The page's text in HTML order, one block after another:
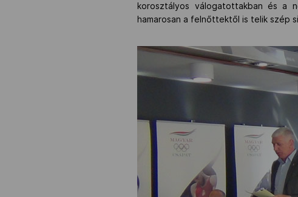
korosztályos válogatottakban és a
hamarosan a felnőttektől is telik szép